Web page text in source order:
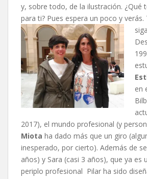
y, sobre todo, de la ilustración. ¿Qué
para ti? Pues espera un poco y
en
2017), el mundo profesional (y
Miota ha dado más que un giro
inesperado, por cierto). Además de
años) y Sara (casi 3 años), que ya es
periplo profesional Pilar ha sido